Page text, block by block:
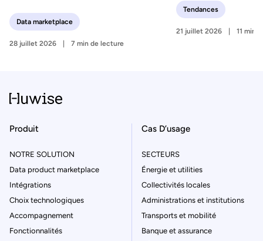
Data marketplace
28 juillet 2026 7 min de lecture
Tendances
21 juillet 2026 11 min
Produit
NOTRE SOLUTION
Data product marketplace
Intégrations
Choix technologiques
Accompagnement
Fonctionnalités
Cas D’usage
SECTEURS
Énergie et utilities
Collectivités locales
Administrations et institutions
Transports et mobilité
Banque et assurance